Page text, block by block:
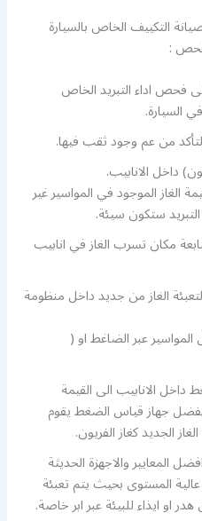
التكييف الخاص بالسيارة
:
فحص اداء التبريد الخاص
السيارة.
من عم وجود ثقب فيها.
داخل الانابيب.
الغاز الموجود في المواسير غير
ستكون سيئة.
مكان تسرب الغاز في انابيب
الغاز من جديد داخل منظومة
المواسير عبر الضاغط او (
الانابيب الى القيمة
جهاز قياس الضغط يقوم
الجديد كغاز الفريون.
المعايير والاجهزة الحديثة
عالية المستوى بحيث يتم تعبئة
او ايذاء للبيئة عبر ابر خاصة.